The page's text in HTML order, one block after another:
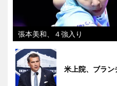
張本美和、４強入り
米上院、ブラン